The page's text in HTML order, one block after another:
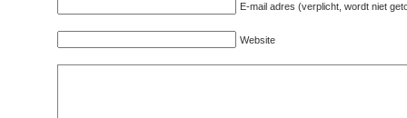
E-mail adres (verplicht, wordt niet
Website